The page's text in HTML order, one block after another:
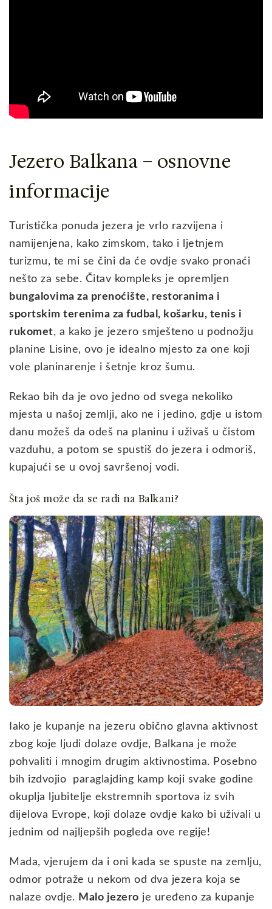
Jezero Balkana – osnovne
informacije
Turistička ponuda jezera je vrlo razvijena i
namijenjena, kako zimskom, tako i ljetnjem
turizmu, te mi se čini da će ovdje svako pronaći
nešto za sebe. Čitav kompleks je opremljen
bungalovima za prenoćište, restoranima i
sportskim terenima za fudbal, košarku, tenis i
rukomet, a kako je jezero smješteno u podnožju
planine Lisine, ovo je idealno mjesto za one koji
vole planinarenje i šetnje kroz šumu.
Rekao bih da je ovo jedno od svega nekoliko
mjesta u našoj zemlji, ako ne i jedino, gdje u istom
danu možeš da odeš na planinu i uživaš u čistom
vazduhu, a potom se spustiš do jezera i odmoriš,
kupajući se u ovoj savršenoj vodi.
Šta još može da se radi na Balkani?
Iako je kupanje na jezeru obično glavna aktivnost
zbog koje ljudi dolaze ovdje, Balkana je može
pohvaliti i mnogim drugim aktivnostima. Posebno
bih izdvojio paraglajding kamp koji svake godine
okuplja ljubitelje ekstremnih sportova iz svih
dijelova Evrope, koji dolaze ovdje kako bi uživali u
jednim od najljepših pogleda ove regije!
Mada, vjerujem da i oni kada se spuste na zemlju,
odmor potraže u nekom od dva jezera koja se
nalaze ovdje. Malo jezero je uređeno za kupanje